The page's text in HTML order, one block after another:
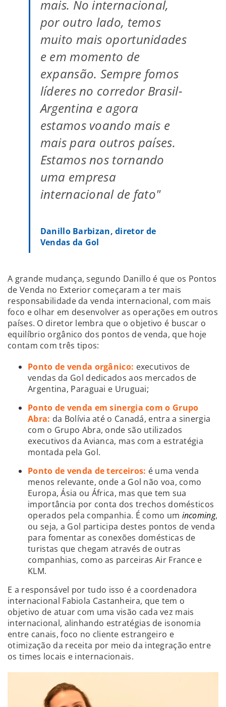
mais. No internacional,
por outro lado, temos
muito mais oportunidades
e em momento de
expansão. Sempre fomos
líderes no corredor Brasil-
Argentina e agora
estamos voando mais e
mais para outros países.
Estamos nos tornando
uma empresa
internacional de fato"
Danillo Barbizan, diretor de
Vendas da Gol
A grande mudança, segundo Danillo é que os Pontos
de Venda no Exterior começaram a ter mais
responsabilidade da venda internacional, com mais
foco e olhar em desenvolver as operações em outros
países. O diretor lembra que o objetivo é buscar o
equilíbrio orgânico dos pontos de venda, que hoje
contam com três tipos:
Ponto de venda orgânico: executivos de
vendas da Gol dedicados aos mercados de
Argentina, Paraguai e Uruguai;
Ponto de venda em sinergia com o Grupo
Abra: da Bolívia até o Canadá, entra a sinergia
com o Grupo Abra, onde são utilizados
executivos da Avianca, mas com a estratégia
montada pela Gol.
Ponto de venda de terceiros: é uma venda
menos relevante, onde a Gol não voa, como
Europa, Ásia ou África, mas que tem sua
importância por conta dos trechos domésticos
operados pela companhia. É como um incoming,
ou seja, a Gol participa destes pontos de venda
para fomentar as conexões domésticas de
turistas que chegam através de outras
companhias, como as parceiras Air France e
KLM.
E a responsável por tudo isso é a coordenadora
internacional Fabiola Castanheira, que tem o
objetivo de atuar com uma visão cada vez mais
internacional, alinhando estratégias de isonomia
entre canais, foco no cliente estrangeiro e
otimização da receita por meio da integração entre
os times locais e internacionais.